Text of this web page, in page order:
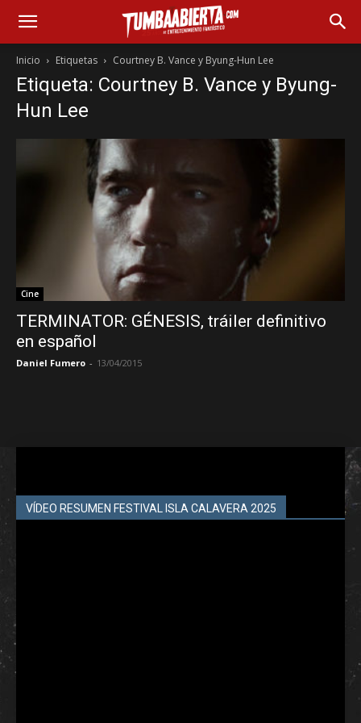
Inicio Etiquetas Courtney B. Vance y Byung-Hun Lee
Etiqueta: Courtney B. Vance y Byung-
Hun Lee
Cine
TERMINATOR: GÉNESIS, tráiler definitivo
en español
Daniel Fumero - 13/04/2015
VÍDEO RESUMEN FESTIVAL ISLA CALAVERA 2025